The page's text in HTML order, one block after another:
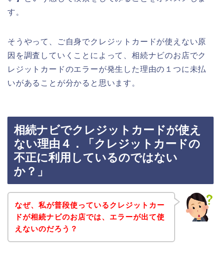
す。
そうやって、ご自身でクレジットカードが使えない原
因を調査していくことによって、相続ナビのお店でク
レジットカードのエラーが発生した理由の１つに未払
いがあることが分かると思います。
相続ナビでクレジットカードが使え
ない理由４．「クレジットカードの
不正に利用しているのではない
か？」
なぜ、私が普段使っているクレジットカー
ドが相続ナビのお店では、エラーが出て使
えないのだろう？